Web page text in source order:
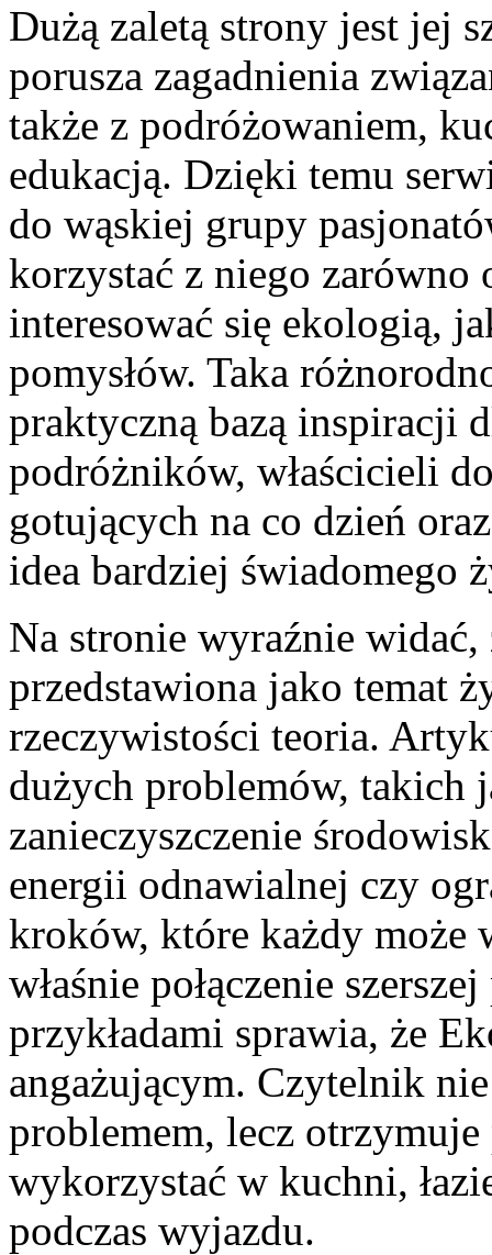
Dużą zaletą strony jest jej
porusza zagadnienia
także z podróżowaniem,
edukacją. Dzięki temu
do wąskiej grupy
korzystać z niego zarówno
interesować się ekologią,
pomysłów. Taka
praktyczną bazą inspiracji
podróżników, właścicieli
gotujących na co dzień
idea bardziej świadomego
Na stronie wyraźnie widać,
przedstawiona jako temat
rzeczywistości teoria.
dużych problemów, takich
zanieczyszczenie
energii odnawialnej czy
kroków, które każdy może
właśnie połączenie
przykładami sprawia, że
angażującym. Czytelnik
problemem, lecz
wykorzystać w kuchni,
podczas wyjazdu.